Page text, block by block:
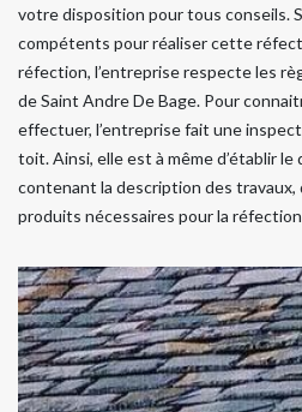
votre disposition pour tous conseils.
compétents pour réaliser cette
réfection, l’entreprise respecte les
de Saint Andre De Bage. Pour
effectuer, l’entreprise fait une
toit. Ainsi, elle est à même d’établir
contenant la description des
produits nécessaires pour la